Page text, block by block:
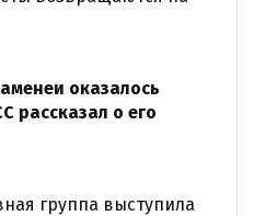
оказалось
рассказал о его
группа выступила